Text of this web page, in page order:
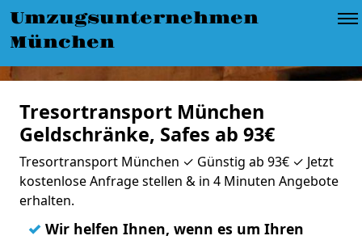
Umzugsunternehmen
München
Tresortransport München
Geldschränke, Safes ab 93€
Tresortransport München ✓ Günstig ab 93€ ✓ Jetzt
kostenlose Anfrage stellen & in 4 Minuten Angebote
erhalten.
✓ Wir helfen Ihnen, wenn es um Ihren